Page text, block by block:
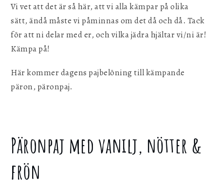
Vi vet att det är så här, att vi alla kämpar på olika
sätt, ändå måste vi påminnas om det då och då. Tack
för att ni delar med er, och vilka jädra hjältar vi/ni är!
Kämpa på!
Här kommer dagens pajbelöning till kämpande
päron, päronpaj.
Päronpaj med vanilj, nötter &
frön